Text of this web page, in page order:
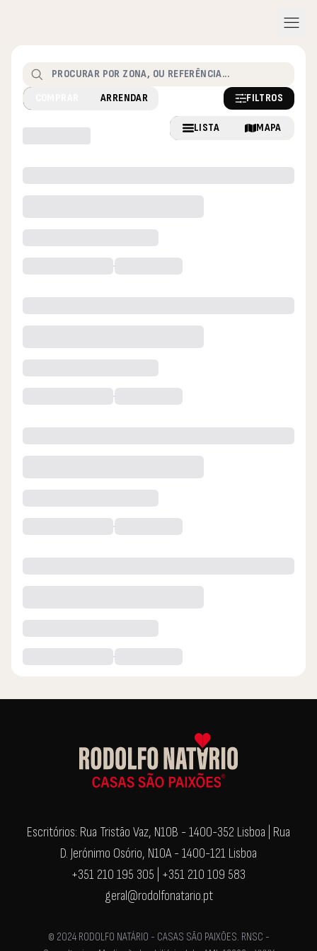
menu
ARRENDAR
Pesquisar
FILTROS
LISTA MAPA
Escritórios: Rua Tristão Vaz, N10B - 1400-352 Lisboa | Rua
D. Jerónimo Osório, N10A - 1400-121 Lisboa
+351 210 195 305 | +351 210 109 583
geral@rodolfonatario.pt
© 2024 RODOLFO NATÁRIO - CASAS SÃO PAIXÕES. RNSC -